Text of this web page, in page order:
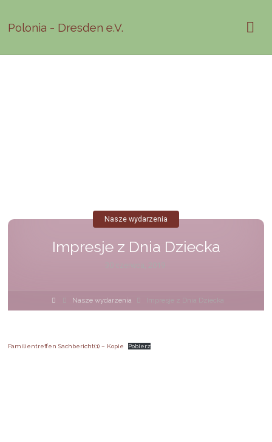
Polonia - Dresden e.V.
Impresje z Dnia Dziecka
Nasze wydarzenia
Strona
główna
Nasze wydarzenia Impresje z Dnia Dziecka
Familientreffen Sachbericht(1) – Kopie Pobierz